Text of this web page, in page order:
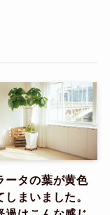
ータの葉が黄色
しまいました。